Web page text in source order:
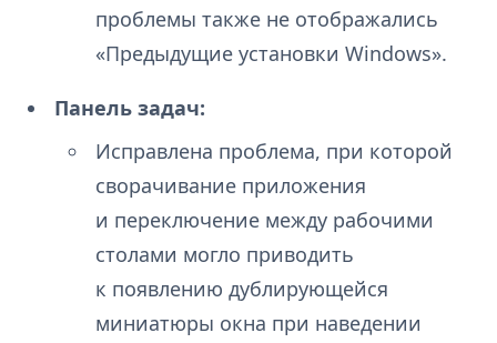
проблемы также не отображались
«Предыдущие установки Windows».
Панель задач:
Исправлена проблема, при которой
сворачивание приложения
и переключение между рабочими
столами могло приводить
к появлению дублирующейся
миниатюры окна при наведении